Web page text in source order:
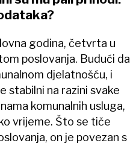
godina, četvrta u
poslovanja. Budući da
djelatnošću, i
stabilni na razini svake
komunalnih usluga,
vrijeme. Što se tiče
on je povezan s